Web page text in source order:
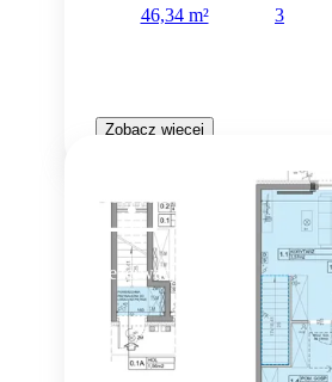
46,34 m²
3
Zobacz więcej
Rezerwacja